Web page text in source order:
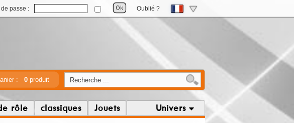
de passe : Oublié ?
: 0produit
rôle classiques Jouets Univers